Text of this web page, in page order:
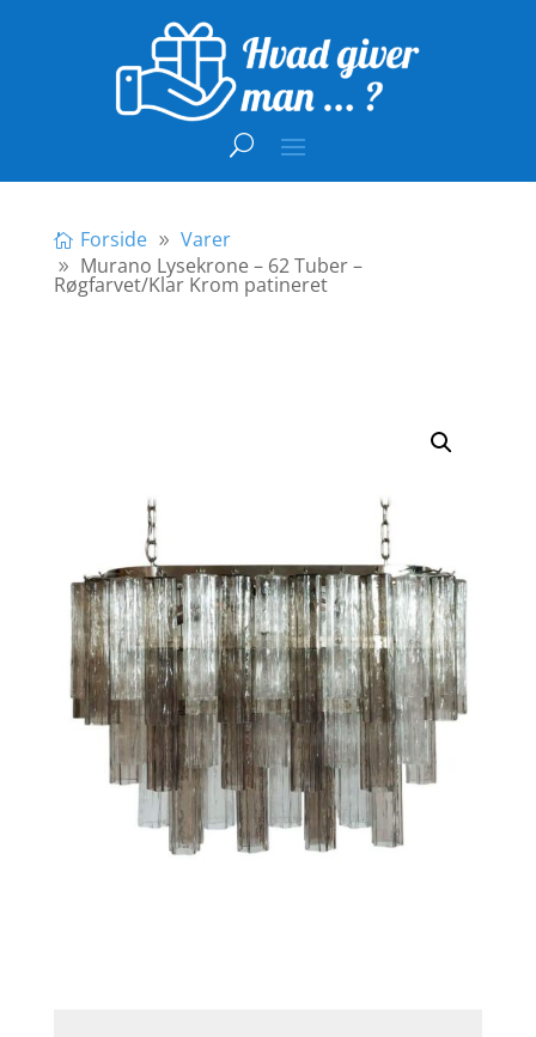
Forside
Varer
Murano Lysekrone – 62 Tuber –
Røgfarvet/Klar Krom patineret